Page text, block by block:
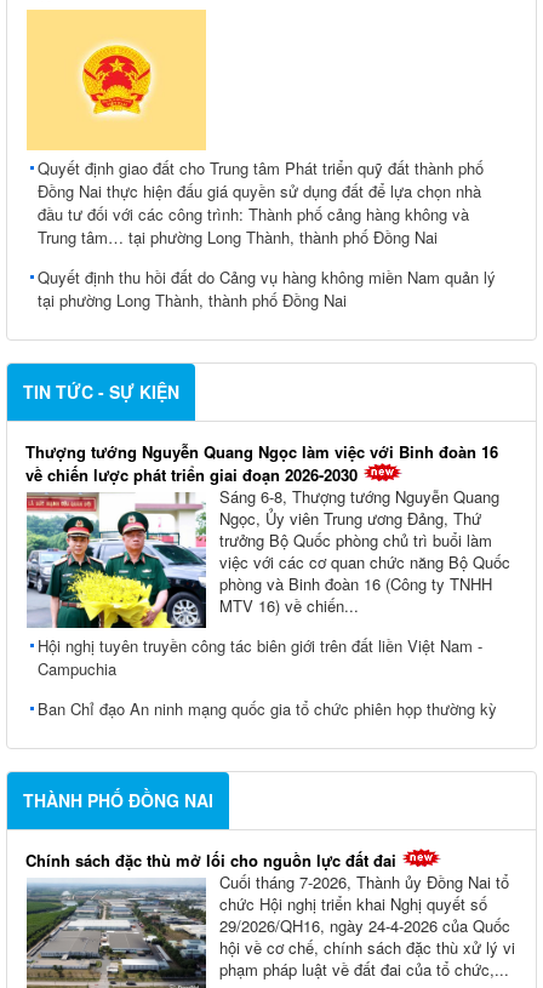
Quyết định giao đất cho Trung tâm Phát triển quỹ đất thành phố
Đồng Nai thực hiện đấu giá quyền sử dụng đất để lựa chọn nhà
đầu tư đối với các công trình: Thành phố cảng hàng không và
Trung tâm… tại phường Long Thành, thành phố Đồng Nai
Quyết định thu hồi đất do Cảng vụ hàng không miền Nam quản lý
tại phường Long Thành, thành phố Đồng Nai
TIN TỨC - SỰ KIỆN
Thượng tướng Nguyễn Quang Ngọc làm việc với Binh đoàn 16
về chiến lược phát triển giai đoạn 2026-2030
Sáng 6-8, Thượng tướng Nguyễn Quang
Ngọc, Ủy viên Trung ương Đảng, Thứ
trưởng Bộ Quốc phòng chủ trì buổi làm
việc với các cơ quan chức năng Bộ Quốc
phòng và Binh đoàn 16 (Công ty TNHH
MTV 16) về chiến...
Hội nghị tuyên truyền công tác biên giới trên đất liền Việt Nam -
Campuchia
Ban Chỉ đạo An ninh mạng quốc gia tổ chức phiên họp thường kỳ
THÀNH PHỐ ĐỒNG NAI
Chính sách đặc thù mở lối cho nguồn lực đất đai
Cuối tháng 7-2026, Thành ủy Ðồng Nai tổ
chức Hội nghị triển khai Nghị quyết số
29/2026/QH16, ngày 24-4-2026 của Quốc
hội về cơ chế, chính sách đặc thù xử lý vi
phạm pháp luật về đất đai của tổ chức,...